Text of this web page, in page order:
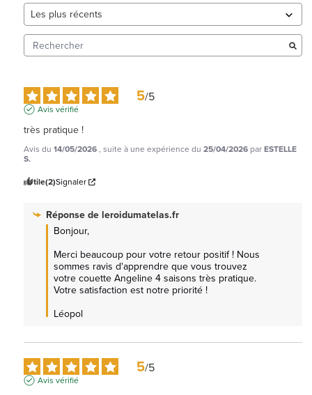
5/5
Avis vérifié
très pratique !
Avis du 14/05/2026, suite à une expérience du 25/04/2026 parESTELLE
S.
Utile(2)Signaler
Réponse de leroidumatelas.fr
Bonjour,
Merci beaucoup pour votre retour positif ! Nous
sommes ravis d'apprendre que vous trouvez
votre couette Angeline 4 saisons très pratique.
Votre satisfaction est notre priorité !
Léopol
5/5
Avis vérifié